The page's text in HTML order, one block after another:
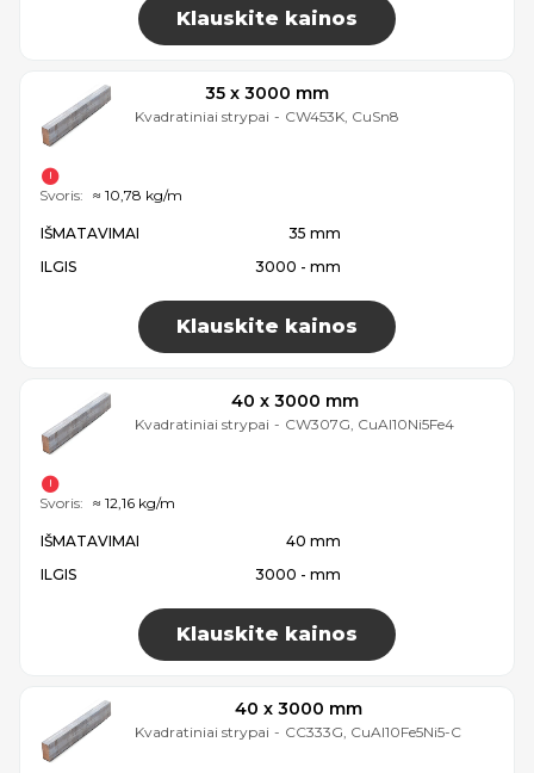
Klauskite kainos
35 x 3000 mm
Kvadratiniai strypai - CW453K, CuSn8
IŠMATAVIMAI
35 mm
ILGIS
3000 - mm
Klauskite kainos
Svoris: ≈ 10,78 kg/m
40 x 3000 mm
Kvadratiniai strypai - CW307G, CuAl10Ni5Fe4
IŠMATAVIMAI
40 mm
ILGIS
3000 - mm
Klauskite kainos
Svoris: ≈ 12,16 kg/m
40 x 3000 mm
Kvadratiniai strypai - CC333G, CuAl10Fe5Ni5-C